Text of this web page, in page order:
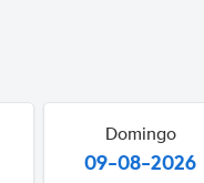
Domingo
09-08-2026